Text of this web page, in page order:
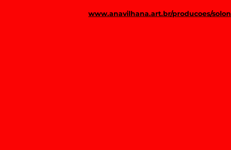
www.anavilhana.art.br/producoes/solon